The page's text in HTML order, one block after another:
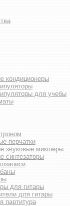
кондиционеры
для учебы
перчатки
звуковые микшеры
синтезаторы
для гитары
для гитары
партитура